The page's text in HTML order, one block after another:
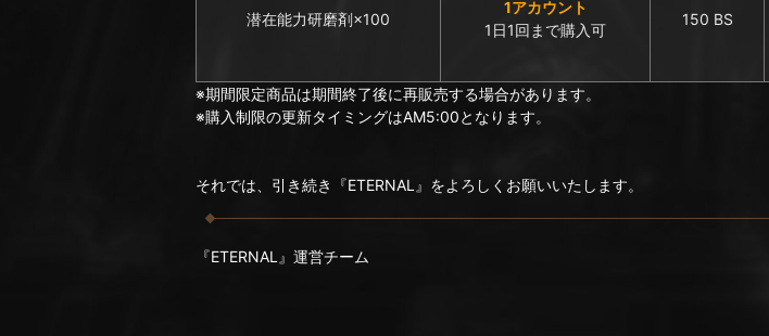
潜在能力研磨剤×100
1アカウント
1日1回まで購入可
150 BS
※期間限定商品は期間終了後に再販売する場合があります。
※購入制限の更新タイミングはAM5:00となります。
それでは、引き続き『ETERNAL』をよろしくお願いいたします。
『ETERNAL』運営チーム